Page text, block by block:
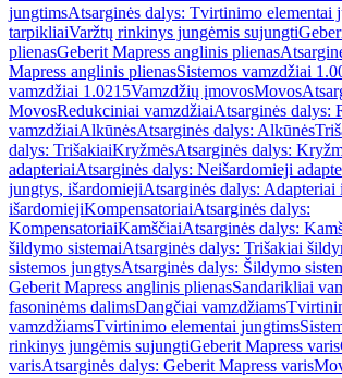
jungtimsAtsarginės dalys: Tvirtinimo elementai
tarpikliaiVaržtų rinkinys jungėmis sujungti
plienasGeberit Mapress anglinis plienas
Mapress anglinis plienasSistemos vamzdžiai
vamzdžiai 1.0215Vamzdžių įmovosMovos
MovosRedukciniai vamzdžiaiAtsarginės dalys:
vamzdžiaiAlkūnėsAtsarginės dalys: Alkūnės
dalys: TrišakiaiKryžmėsAtsarginės dalys:
adapteriaiAtsarginės dalys: Neišardomieji
jungtys, išardomiejiAtsarginės dalys: Adapteriai
išardomiejiKompensatoriaiAtsarginės dalys:
KompensatoriaiKamščiaiAtsarginės dalys:
šildymo sistemaiAtsarginės dalys: Trišakiai
sistemos jungtysAtsarginės dalys: Šildymo
Geberit Mapress anglinis plienasSandarikliai
fasoninėms dalimsDangčiai vamzdžiams
vamzdžiamsTvirtinimo elementai jungtims
rinkinys jungėmis sujungtiGeberit Mapress varis
varisAtsarginės dalys: Geberit Mapress varis